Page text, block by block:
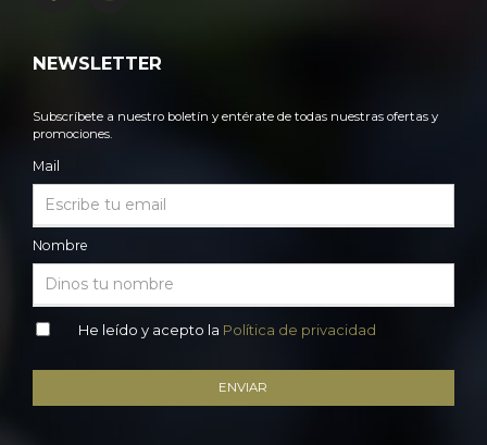
NEWSLETTER
Subscríbete a nuestro boletín y entérate de todas nuestras ofertas y
promociones.
Mail
Nombre
He leído y acepto la Política de privacidad
ENVIAR